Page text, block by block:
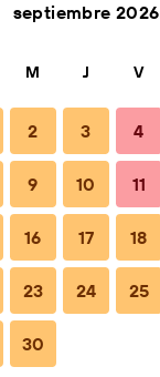
Total noche
$226
$295
septiembre 2026
M J V
2 3 4
9 10 11
16 17 18
23 24 25
30